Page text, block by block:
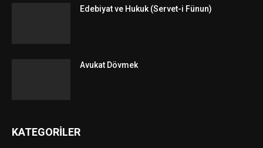
Edebiyat ve Hukuk (Servet-i Fünun)
Avukat Dövmek
KATEGORİLER